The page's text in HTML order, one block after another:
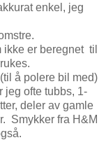
enkel, jeg
ikke er beregnet til
å polere bil med)
jeg ofte tubbs, 1-
deler av gamle
Smykker fra H&M